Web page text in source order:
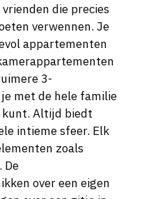
die precies
verwennen. Je
appartementen
3-
met de hele familie
Altijd biedt
intieme sfeer. Elk
zoals
De
over een eigen